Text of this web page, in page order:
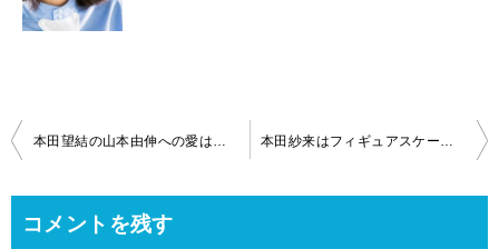
投
ビ
本田望結の山本由伸への愛は成就するのか？ 本田紗来はフィギュアスケートを引退した？2022年は大会に出場せず
コメントを残す